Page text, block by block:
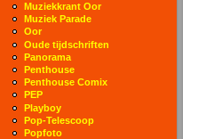
Muziekkrant Oor
Muziek Parade
Oor
Oude tijdschriften
Panorama
Penthouse
Penthouse Comix
PEP
Playboy
Pop-Telescoop
Popfoto